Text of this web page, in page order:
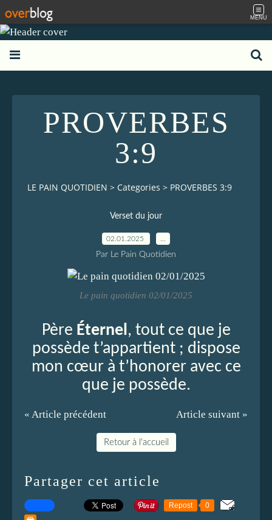
MENU
PROVERBES
3:9
LE PAIN QUOTIDIEN > Categories > PROVERBES 3:9
Verset du jour
02.01.2025
Par Le Pain Quotidien
Le pain quotidien 02/01/2025
Père Éternel, tout ce que je
possède t’appartient ; dispose
mon cœur à t’honorer avec ce
que je possède.
« Article précédent Article suivant »
Retour à l'accueil
Partager cet article
Repost 0